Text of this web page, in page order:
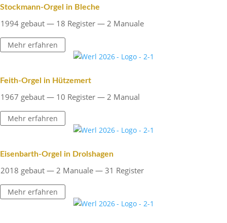
Stock­mann-Orgel in Bleche
1994 gebaut — 18 Register — 2 Manuale
Mehr erfahren
Feith-Orgel in Hützemert
1967 gebaut — 10 Register — 2 Manual
Mehr erfahren
Eisen­barth-Orgel in Drolshagen
2018 gebaut — 2 Manuale — 31 Register
Mehr erfahren